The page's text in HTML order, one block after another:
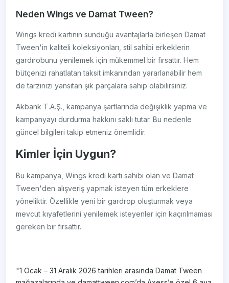
Neden Wings ve Damat Tween?
Wings kredi kartının sunduğu avantajlarla birleşen Damat
Tween'in kaliteli koleksiyonları, stil sahibi erkeklerin
gardırobunu yenilemek için mükemmel bir fırsattır. Hem
bütçenizi rahatlatan taksit imkanından yararlanabilir hem
de tarzınızı yansıtan şık parçalara sahip olabilirsiniz.
Akbank T.A.Ş., kampanya şartlarında değişiklik yapma ve
kampanyayı durdurma hakkını saklı tutar. Bu nedenle
güncel bilgileri takip etmeniz önemlidir.
Kimler İçin Uygun?
Bu kampanya, Wings kredi kartı sahibi olan ve Damat
Tween'den alışveriş yapmak isteyen tüm erkeklere
yöneliktir. Özellikle yeni bir gardrop oluşturmak veya
mevcut kıyafetlerini yenilemek isteyenler için kaçırılmaması
gereken bir fırsattır.
"1 Ocak – 31 Aralık 2026 tarihleri arasında Damat Tween